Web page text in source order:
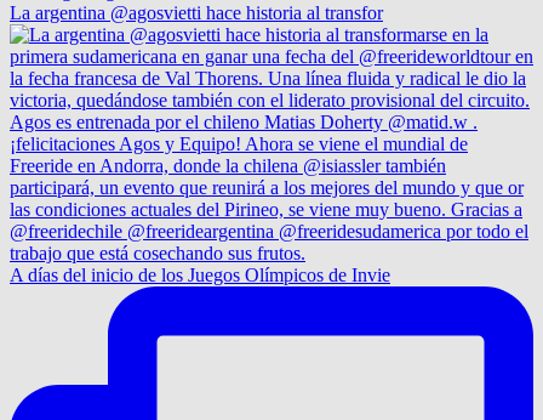
La argentina @agosvietti hace historia al transfor
A días del inicio de los Juegos Olímpicos de Invie